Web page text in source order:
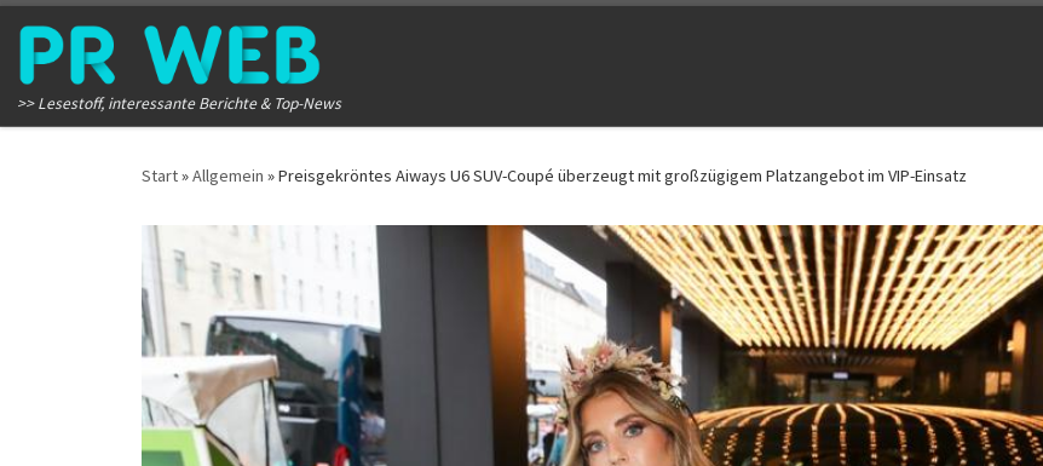
Zum Inhalt springen
>> Lesestoff, interessante Berichte & Top-News
Start»Allgemein »Preisgekröntes Aiways U6 SUV-Coupé überzeugt mit großzügigem Platzangebot im VIP-Einsatz